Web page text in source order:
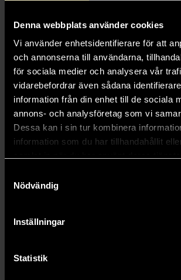
Denna webbplats använder cookies
Vi använder enhetsidentifierare för att
och annonserna till användarna,
för sociala medier och analysera vår
vidarebefordrar även sådana
information från din enhet till de sociala
annons- och analysföretag som vi
Dessa kan i sin tur kombinera
information som du har tillhandahållit
Nödvändig
Inställningar
Statistik
Sumikko Ninja Stickers